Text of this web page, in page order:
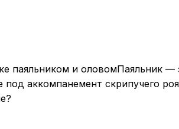
Паяльник —
под аккомпанемент скрипучего